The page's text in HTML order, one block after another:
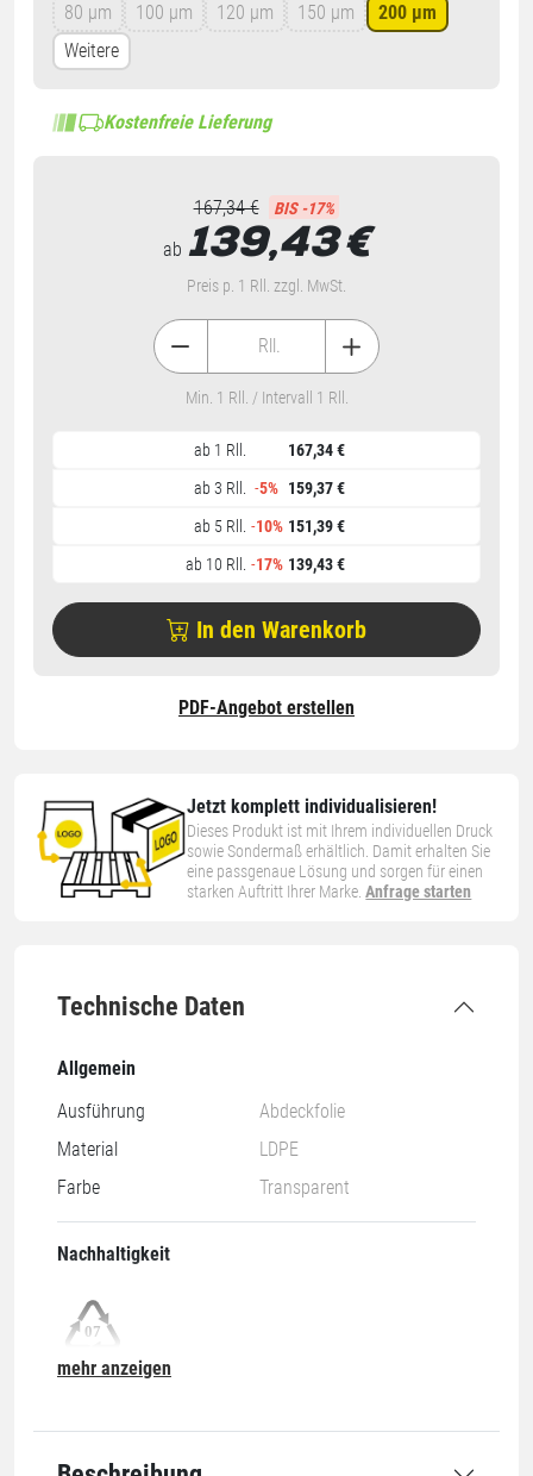
Jetzt komplett individualisieren!
Dieses Produkt ist mit Ihrem individuellen Druck
sowie Sondermaß erhältlich. Damit erhalten Sie
eine passgenaue Lösung und sorgen für einen
starken Auftritt Ihrer Marke.Anfrage starten
Technische Daten
Allgemein
Ausführung
Abdeckfolie
Material
LDPE
Farbe
Transparent
Nachhaltigkeit
Abmessung
mehr anzeigen
80 µm 100 µm 120 µm 150 µm
200 µm
Weitere
Kostenfreie Lieferung
167,34 € BIS -17%
ab 139,43€
Preis p. 1 Rll. zzgl. MwSt.
ab 1 Rll.
167,34 €
ab 3 Rll.
-5% 159,37 €
ab 5 Rll.
-10% 151,39 €
ab 10 Rll.
-17% 139,43 €
Rll.
Min. 1 Rll. / Intervall 1 Rll.
In den Warenkorb
PDF-Angebot erstellen